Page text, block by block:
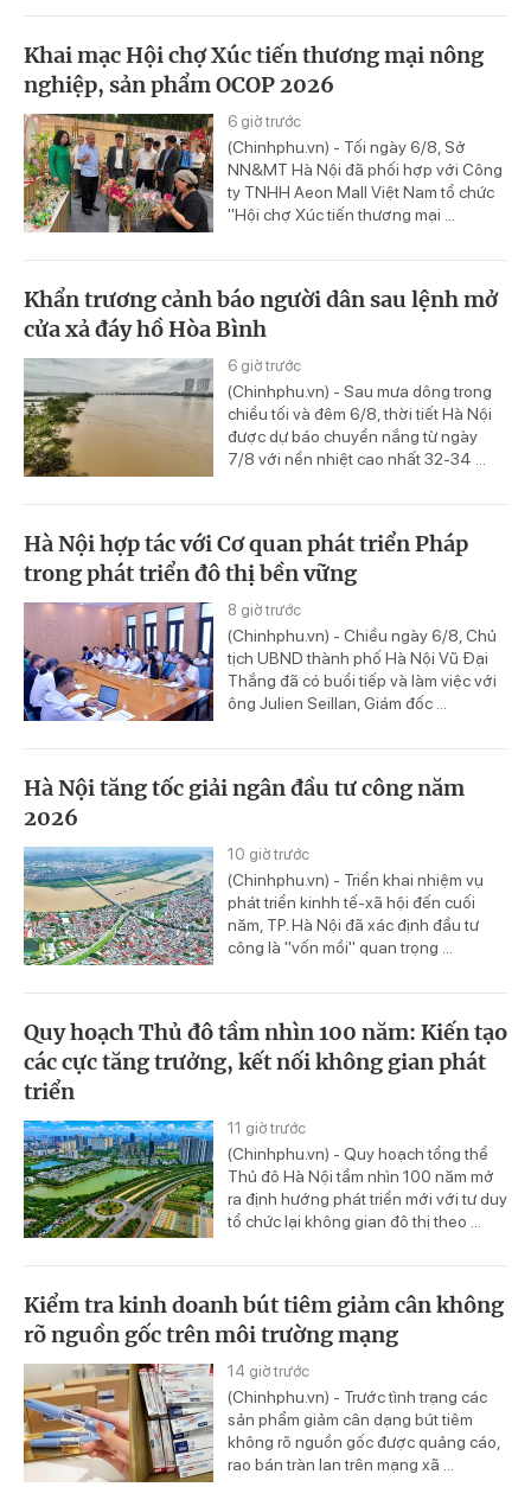
Khai mạc Hội chợ Xúc tiến thương mại nông
nghiệp, sản phẩm OCOP 2026
6 giờ trước
(Chinhphu.vn) - Tối ngày 6/8, Sở
NN&MT Hà Nội đã phối hợp với Công
ty TNHH Aeon Mall Việt Nam tổ chức
"Hội chợ Xúc tiến thương mại ...
Khẩn trương cảnh báo người dân sau lệnh mở
cửa xả đáy hồ Hòa Bình
6 giờ trước
(Chinhphu.vn) - Sau mưa dông trong
chiều tối và đêm 6/8, thời tiết Hà Nội
được dự báo chuyển nắng từ ngày
7/8 với nền nhiệt cao nhất 32-34 ...
Hà Nội hợp tác với Cơ quan phát triển Pháp
trong phát triển đô thị bền vững
8 giờ trước
(Chinhphu.vn) - Chiều ngày 6/8, Chủ
tịch UBND thành phố Hà Nội Vũ Đại
Thắng đã có buổi tiếp và làm việc với
ông Julien Seillan, Giám đốc ...
Hà Nội tăng tốc giải ngân đầu tư công năm
2026
10 giờ trước
(Chinhphu.vn) - Triển khai nhiệm vụ
phát triển kinhh tế-xã hội đến cuối
năm, TP. Hà Nội đã xác định đầu tư
công là "vốn mồi" quan trọng ...
Quy hoạch Thủ đô tầm nhìn 100 năm: Kiến tạo
các cực tăng trưởng, kết nối không gian phát
triển
11 giờ trước
(Chinhphu.vn) - Quy hoạch tổng thể
Thủ đô Hà Nội tầm nhìn 100 năm mở
ra định hướng phát triển mới với tư duy
tổ chức lại không gian đô thị theo ...
Kiểm tra kinh doanh bút tiêm giảm cân không
rõ nguồn gốc trên môi trường mạng
14 giờ trước
(Chinhphu.vn) - Trước tình trạng các
sản phẩm giảm cân dạng bút tiêm
không rõ nguồn gốc được quảng cáo,
rao bán tràn lan trên mạng xã ...